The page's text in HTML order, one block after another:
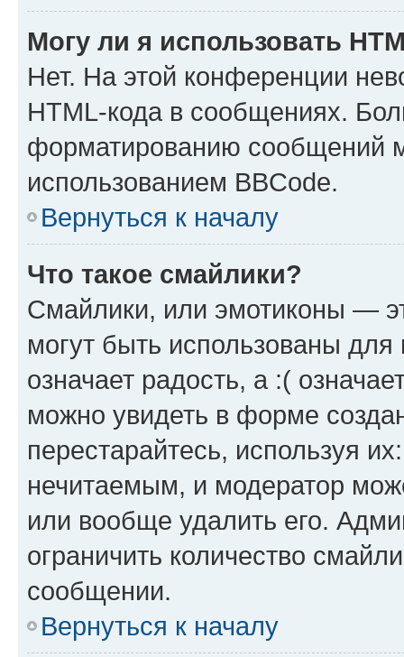
Могу ли я использовать
Нет. На этой конференции
HTML-кода в сообщениях.
форматированию сообщений
использованием BBCode.
Вернуться к началу
Что такое смайлики?
Смайлики, или эмотиконы —
могут быть использованы
означает радость, а :(
можно увидеть в форме
перестарайтесь, используя
нечитаемым, и модератор
или вообще удалить его.
ограничить количество
сообщении.
Вернуться к началу